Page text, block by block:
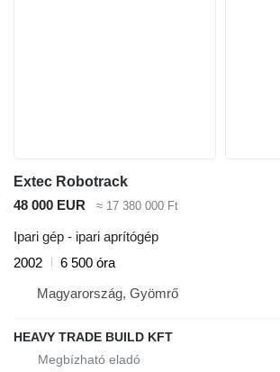
Extec Robotrack
48 000 EUR
≈ 17 380 000 Ft
Ipari gép - ipari aprítógép
2002
6 500 óra
Magyarország, Gyömrő
HEAVY TRADE BUILD KFT